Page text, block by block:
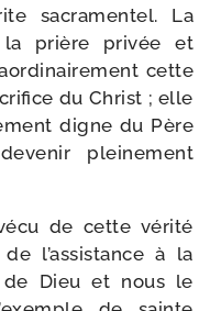
sacra­men­tel. La
prière pri­vée et
cette
du Christ ; elle
digne du Père
plei­ne­ment
de cette véri­té
l’as­sis­tance à la
de Dieu et nous le